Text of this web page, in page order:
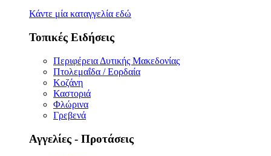
Κάντε μία καταγγελία εδώ
Τοπικές Ειδήσεις
Περιφέρεια Δυτικής Μακεδονίας
Πτολεμαΐδα / Εορδαία
Κοζάνη
Καστοριά
Φλώρινα
Γρεβενά
Αγγελίες - Προτάσεις